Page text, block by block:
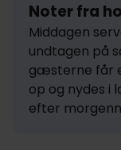
Noter fra
Middagen
undtagen på
gæsterne får
op og nydes i
efter